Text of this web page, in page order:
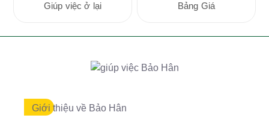
Giúp việc ở lại Bảng Giá
Giới thiệu về Bảo Hân